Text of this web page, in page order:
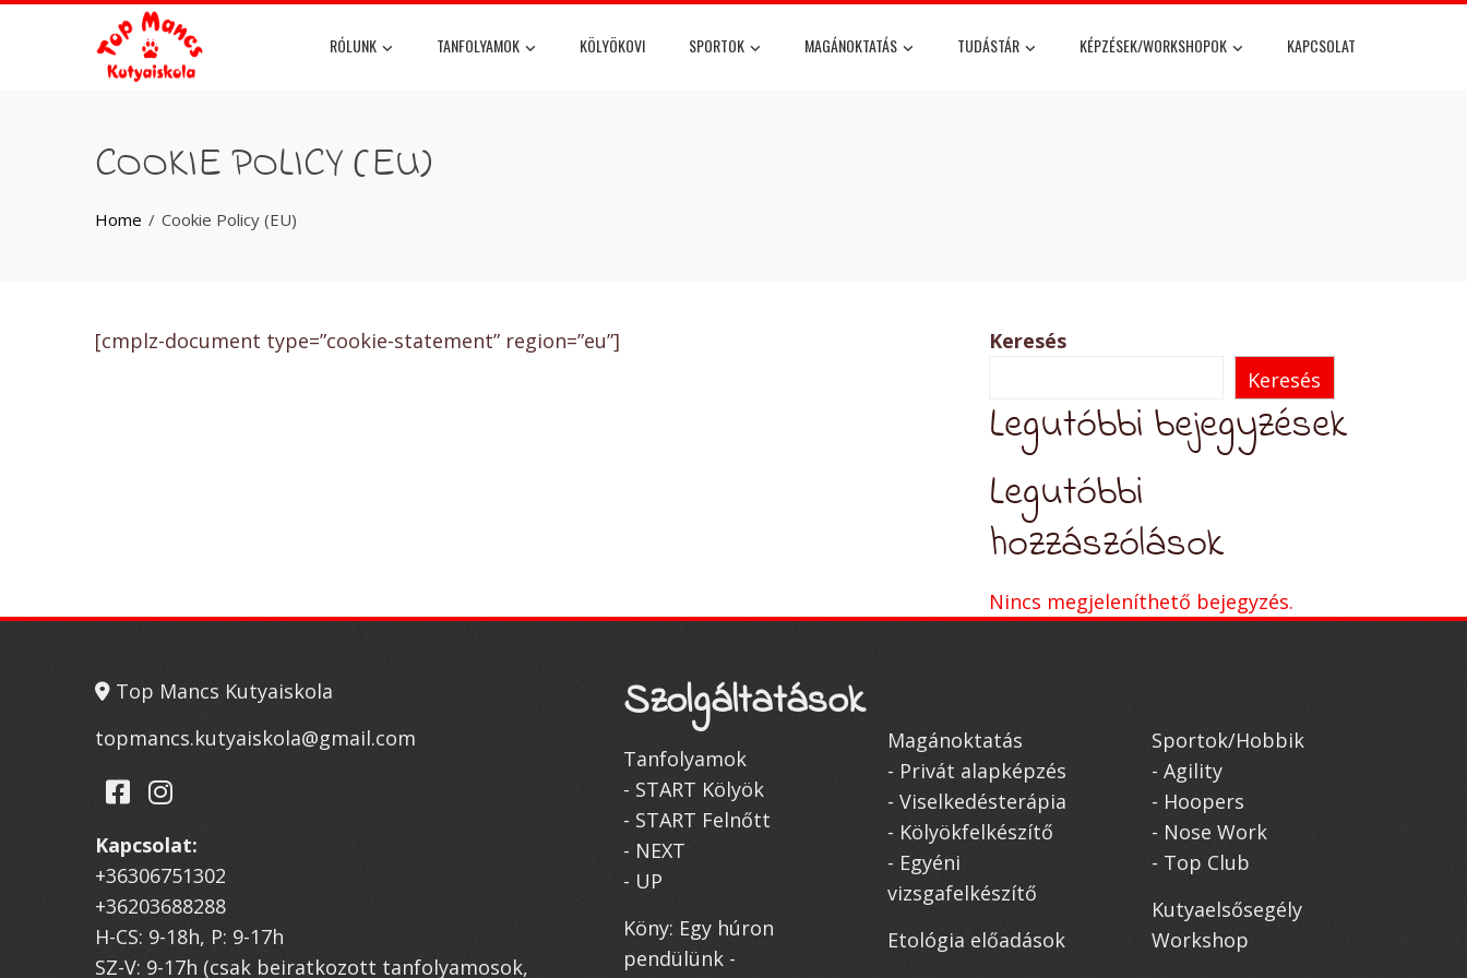
RÓLUNK TANFOLYAMOK KÖLYÖKOVI SPORTOK MAGÁNOKTATÁS TUDÁSTÁR KÉPZÉSEK/WORKSHOPOK KAPCSOLAT
COOKIE POLICY (EU)
Home Cookie Policy (EU)
[cmplz-document type=”cookie-statement” region=”eu”]
Keresés
Keresés
Legutóbbi bejegyzések
Legutóbbi
hozzászólások
Nincs megjeleníthető bejegyzés.
Top Mancs Kutyaiskola
topmancs.kutyaiskola@gmail.com
Kapcsolat:
+36306751302
+36203688288
H-CS: 9-18h, P: 9-17h
SZ-V: 9-17h (csak beiratkozott tanfolyamosok,
Szolgáltatások
Tanfolyamok
- START Kölyök
- START Felnőtt
- NEXT
- UP
Köny: Egy húron
pendülünk -
Magánoktatás
- Privát alapképzés
- Viselkedésterápia
- Kölyökfelkészítő
- Egyéni
vizsgafelkészítő
Etológia előadások
Sportok/Hobbik
- Agility
- Hoopers
- Nose Work
- Top Club
Kutyaelsősegély
Workshop